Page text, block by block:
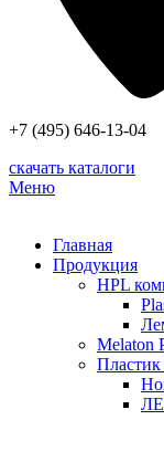
+7 (495) 646-13-04
скачать каталоги
Меню
Главная
Продукция
HPL
Melaton